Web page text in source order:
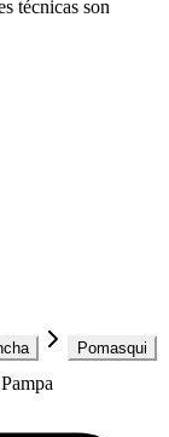
técnicas son
Pomasqui